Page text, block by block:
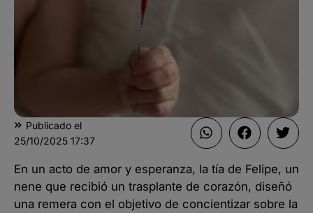
Publicado el
25/10/2025 17:37
En un acto de amor y esperanza, la tía de Felipe, un
nene que recibió un trasplante de corazón, diseñó
una remera con el objetivo de concientizar sobre la